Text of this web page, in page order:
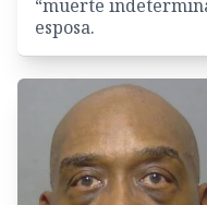
“muerte
esposa.